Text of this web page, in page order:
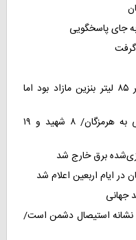
جای پاسخگویی
نماینده مجلس: استاندار هرمزگان پیگیر ۸۵ لیتر بنزین مازاد بود اما
ادامه حملات نیروهای متجاوز آمریکایی به هرمزگان/ ۸ شهید و ۱۹
برق خارج شد
ایام اربعین اعلام شد
جهانی
نشانه استیصال دشمن است/